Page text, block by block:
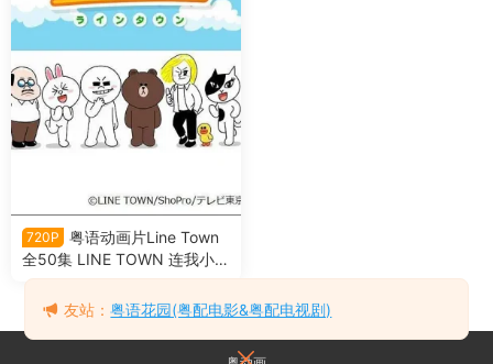
720P
粤语动画片Line Town
全50集 LINE TOWN 连我小镇
粤语版
友站：粤语花园(粤配电影&粤配电视剧)